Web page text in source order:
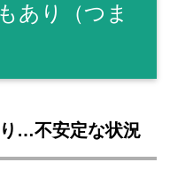
あり（つま
…不安定な状況